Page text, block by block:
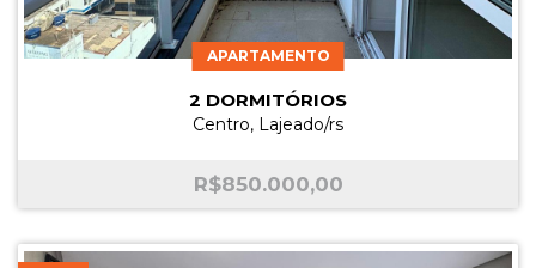
APARTAMENTO
2 DORMITÓRIOS
Centro, Lajeado/rs
R$850.000,00